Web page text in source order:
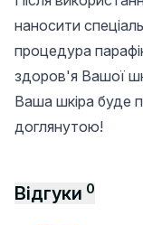
наносити
процедура
здоров'я Вашої
Ваша шкіра буде
доглянутою!
Відгуки 0